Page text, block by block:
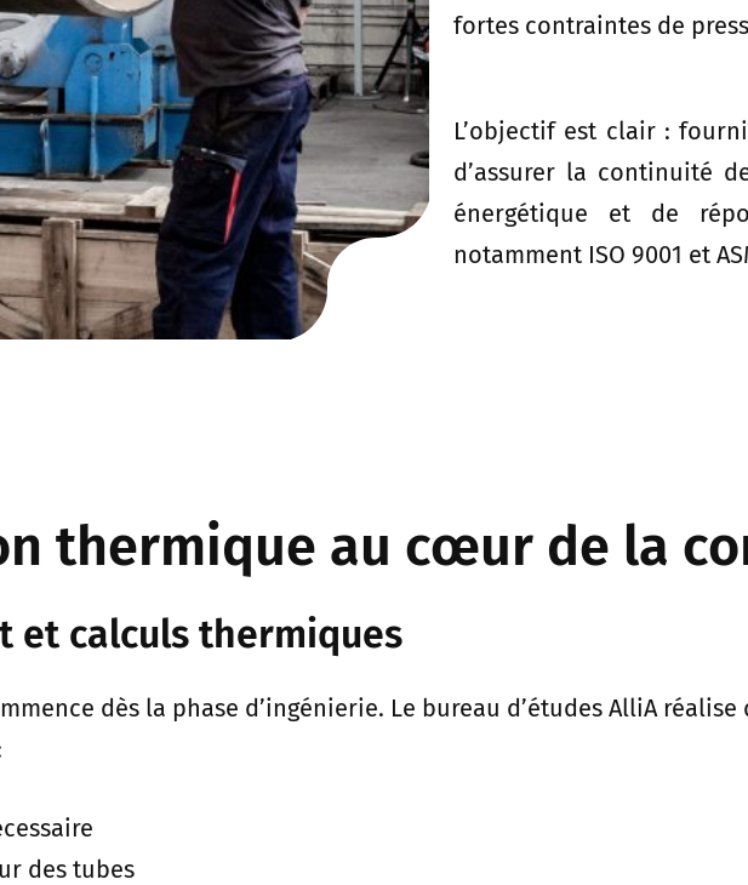
fortes contraintes de
L’objectif est clair :
d’assurer la continuité
énergétique et de
notamment ISO 9001 et
thermique au cœur de la
et calculs thermiques
dès la phase d’ingénierie. Le bureau d’études AlliA
des tubes